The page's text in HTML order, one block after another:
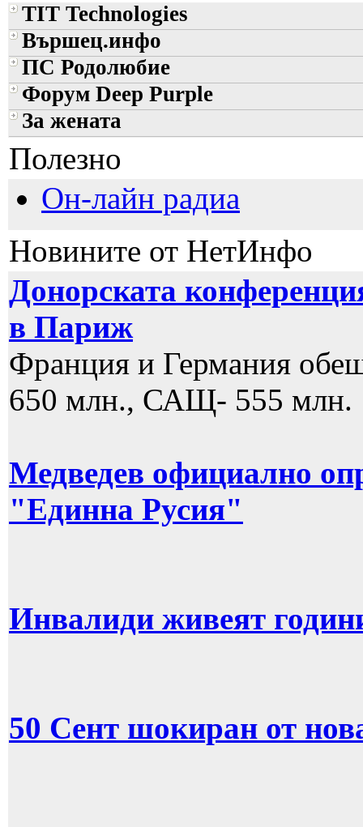
TIT Technologies
Вършец.инфо
ПС Родолюбие
Форум Deep Purple
За жената
Полезно
Он-лайн радиа
Новините от НетИнфо
Донорската
в Париж
Франция и Германия
650 млн., САЩ- 555 млн.
Медведев официално
"Единна Русия"
Инвалиди живеят
50 Сент шокиран от